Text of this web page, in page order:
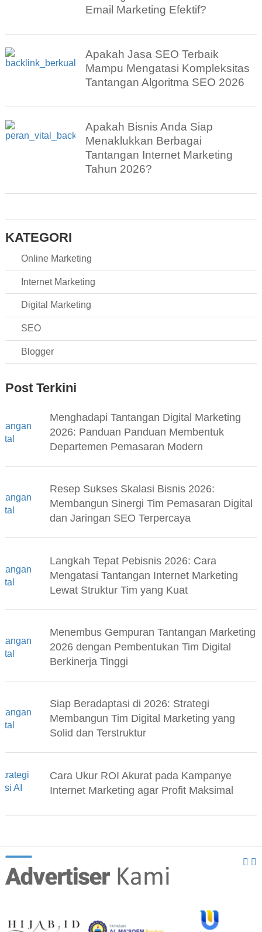
Email Marketing Efektif?
Apakah Jasa SEO Terbaik
Mampu Mengatasi Kompleksitas
Tantangan Algoritma SEO 2026
Apakah Bisnis Anda Siap
Menaklukkan Berbagai
Tantangan Internet Marketing
Tahun 2026?
KATEGORI
Online Marketing
Internet Marketing
Digital Marketing
SEO
Blogger
Post Terkini
Menghadapi Tantangan Digital Marketing
2026: Panduan Panduan Membentuk
Departemen Pemasaran Modern
Resep Sukses Skalasi Bisnis 2026:
Membangun Sinergi Tim Pemasaran Digital
dan Jaringan SEO Terpercaya
Langkah Tepat Pebisnis 2026: Cara
Mengatasi Tantangan Internet Marketing
Lewat Struktur Tim yang Kuat
Menembus Gempuran Tantangan Marketing
2026 dengan Pembentukan Tim Digital
Berkinerja Tinggi
Siap Beradaptasi di 2026: Strategi
Membangun Tim Digital Marketing yang
Solid dan Terstruktur
Cara Ukur ROI Akurat pada Kampanye
Internet Marketing agar Profit Maksimal